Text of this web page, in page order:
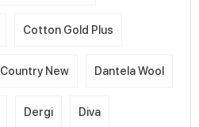
Cotton Gold Plus
Country New Dantela Wool
Dergi Diva